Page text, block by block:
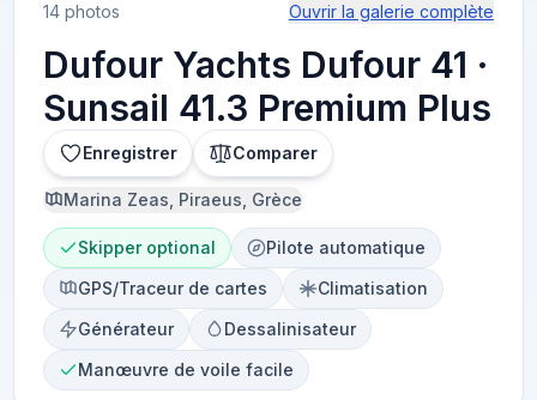
14 photos Ouvrir la galerie complète
Dufour Yachts Dufour 41 ·
Sunsail 41.3 Premium Plus
Enregistrer Comparer
Marina Zeas, Piraeus, Grèce
Skipper optional
Pilote automatique
GPS/Traceur de cartes
Climatisation
Générateur
Dessalinisateur
Manœuvre de voile facile